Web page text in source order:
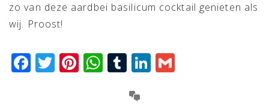
zo van deze aardbei basilicum cocktail genieten als
wij. Proost!
Facebook
Twitter
Pinterest
WhatsApp
TumblrLinkedIn